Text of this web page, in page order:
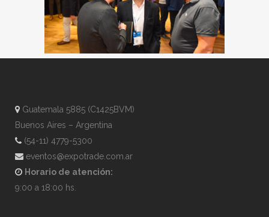
Guatemala 5885 (C1425BVM)
Buenos Aires – Argentina
(54-11) 4779-5300
eventos@expotrade.com.ar
Horario de atención:
9:00 a 18:00 hs.